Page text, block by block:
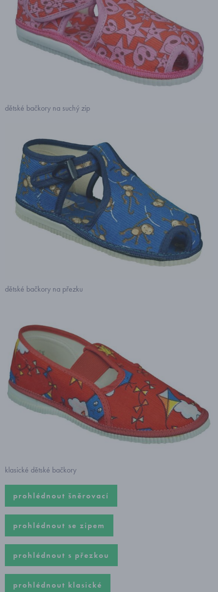
dětské bačkory na suchý zip
dětské bačkory na přezku
klasické dětské bačkory
prohlédnout šněrovací
prohlédnout se zipem
prohlédnout s přezkou
prohlédnout klasické